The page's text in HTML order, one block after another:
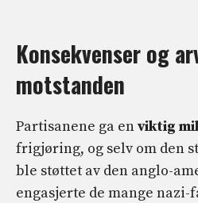
Konsekvenser og
motstanden
Partisanene ga enviktig
frigjøring, og selv om den
ble støttet av den anglo-
engasjerte de mange